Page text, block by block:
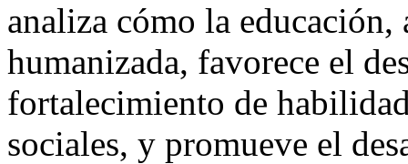
analiza cómo la
humanizada, favorece el
fortalecimiento de
sociales, y promueve el